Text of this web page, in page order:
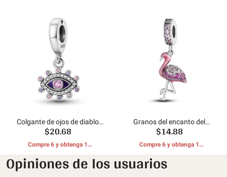
Colgante de ojos de diablo
azul
$20.68
Compre 6 y obtenga 1
Granos del encanto del
flamenco
$14.88
Compre 6 y obtenga 1
Opiniones de los usuarios